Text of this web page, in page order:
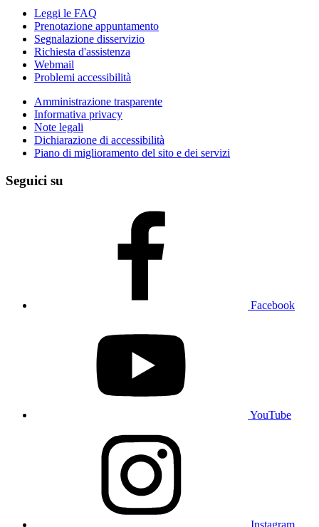
Leggi le FAQ
Prenotazione appuntamento
Segnalazione disservizio
Richiesta d'assistenza
Webmail
Problemi accessibilità
Amministrazione trasparente
Informativa privacy
Note legali
Dichiarazione di accessibilità
Piano di miglioramento del sito e dei servizi
Seguici su
Facebook
YouTube
Instagram